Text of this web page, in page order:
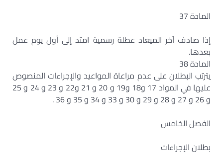
المادة 37
إذا صادف آخر الميعاد عطلة رسمية امتد إلى أول يوم عمل
بعدها.
المادة 38
يترتب البطلان على عدم مراعاة المواعيد والإجراءات المنصوص
عليها في المواد 17 و18 و19 و 20 و 21 و22 و 23 و 24 و 25
و 26 و 27 و 28 و 29 و 30 و 33 و 34 و 35 و 36 .
الفصل الخامس
بطلان الإجراءات